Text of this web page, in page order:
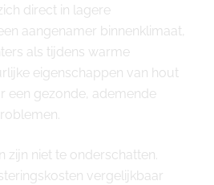
direct in lagere
aangenamer binnenklimaat,
als tijdens warme
eigenschappen van hout
een gezonde, ademende
zijn niet te onderschatten.
vergelijkbaar